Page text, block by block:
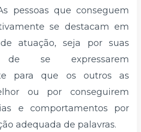
pessoas que conseguem
se destacam em
atuação, seja por suas
de se expressarem
para que os outros as
ou por conseguirem
e comportamentos por
adequada de palavras.